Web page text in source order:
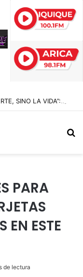
“NO VENIMOS A CELEBRAR LA MUERTE, SINO LA VIDA”: LA EMOTIVA ROMERÍA AL CEMENTERIO QUE MARCA EL CORAZÓN DE LA FIESTA DE SAN LORENZO
PARA
EN ESTE
de lectura